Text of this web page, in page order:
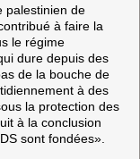
palestinien de
à faire la
le régime
dure depuis des
de la bouche de
à des
la protection des
à la conclusion
sont fondées».